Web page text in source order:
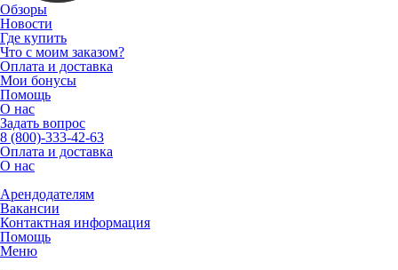
Обзоры
Новости
Где купить
Что с моим заказом?
Оплата и доставка
Мои бонусы
Помощь
О нас
Задать вопрос
8 (800)-333-42-63
Оплата и доставка
О нас
Арендодателям
Вакансии
Контактная информация
Помощь
Меню